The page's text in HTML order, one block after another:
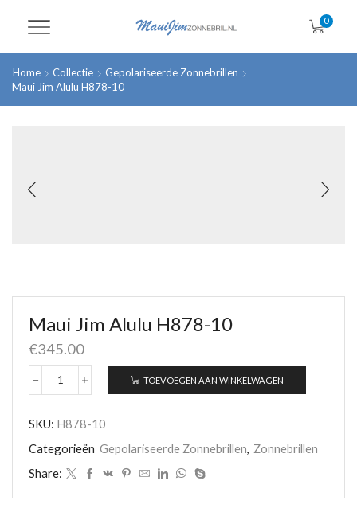
0
Home Collectie
Gepolariseerde Zonnebrillen
Maui Jim Alulu H878-10
Maui Jim Alulu H878-10
€345.00
Maui
H878-
aantal
TOEVOEGEN AAN WINKELWAGEN
SKU: H878-10
Categorieën Gepolariseerde Zonnebrillen, Zonnebrillen
Share: